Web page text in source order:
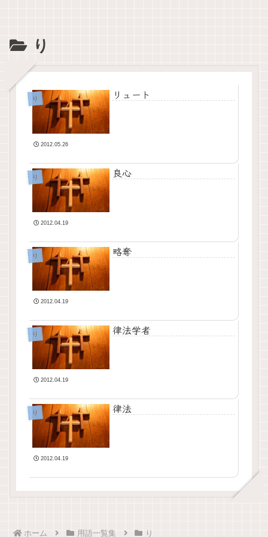
り
り リュート
2012.05.26
り 良心
2012.04.19
り 略奪
2012.04.19
り 律法学者
2012.04.19
り 律法
2012.04.19
ホーム 用語一覧集 り